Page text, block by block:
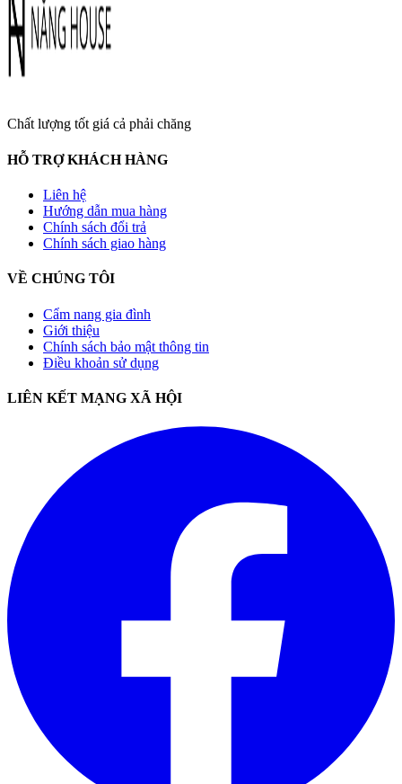
Chất lượng tốt giá cả phải chăng
HỖ TRỢ KHÁCH HÀNG
Liên hệ
Hướng dẫn mua hàng
Chính sách đổi trả
Chính sách giao hàng
VỀ CHÚNG TÔI
Cẩm nang gia đình
Giới thiệu
Chính sách bảo mật thông tin
Điều khoản sử dụng
LIÊN KẾT MẠNG XÃ HỘI